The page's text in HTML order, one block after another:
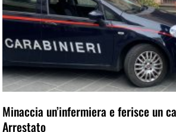
Minaccia un’infermiera e ferisce un
Arrestato